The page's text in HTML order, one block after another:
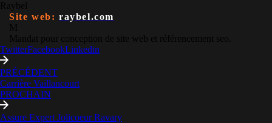
Raybel
Site web: raybel.com
M
Mandat pour conception de site web et référencement seo.
TwitterFacebookLinkedin
PRÉCÉDENT
Carrière Vaillancourt
PROCHAIN
Assure Expert Jolicoeur Ravary